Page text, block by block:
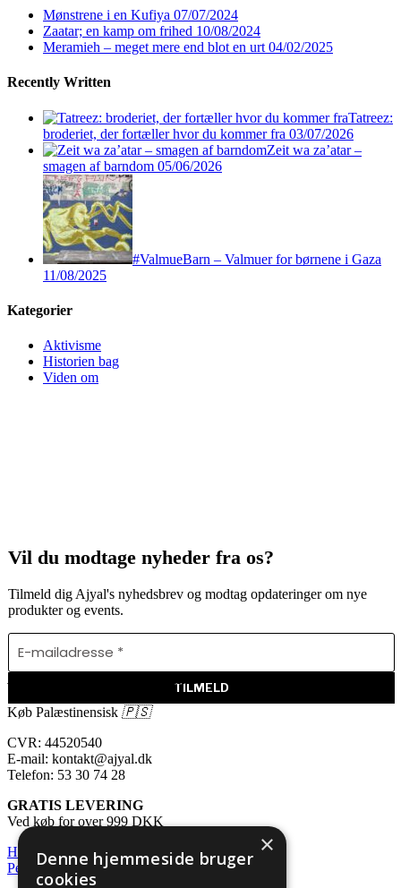
Mønstrene i en Kufiya 07/07/2024
Zaatar; en kamp om frihed 10/08/2024
Meramieh – meget mere end blot en urt 04/02/2025
Recently Written
Tatreez:
broderiet, der fortæller hvor du kommer fra 03/07/2026
Zeit wa za’atar –
smagen af barndom 05/06/2026
#ValmueBarn – Valmuer for børnene i Gaza
11/08/2025
Kategorier
Aktivisme
Historien bag
Viden om
Vil du modtage nyheder fra os?
Tilmeld dig Ajyal's nyhedsbrev og modtag opdateringer om nye
produkter og events.
Ajyal | a Piece of Palestine
Køb Palæstinensisk 🇵🇸
CVR: 44520540
E-mail: kontakt@ajyal.dk
Telefon: 53 30 74 28
GRATIS LEVERING
Ved køb for over 999 DKK
Handelsbetingelser
Persondata- og cookiepolitik
×
Denne hjemmeside bruger
cookies